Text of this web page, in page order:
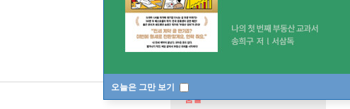
오늘은 그만 보기
품절